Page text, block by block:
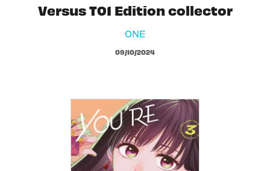
Versus T01 Edition collector
ONE
09/10/2024